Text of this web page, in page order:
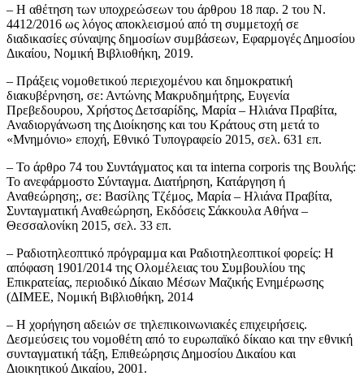
– Η αθέτηση των υποχρεώσεων του άρθρου 18 παρ. 2 του Ν.
4412/2016 ως λόγος αποκλεισμού από τη συμμετοχή σε
διαδικασίες σύναψης δημοσίων συμβάσεων, Εφαρμογές Δημοσίου
Δικαίου, Νομική Βιβλιοθήκη, 2019.
– Πράξεις νομοθετικού περιεχομένου και δημοκρατική
διακυβέρνηση, σε: Αντώνης Μακρυδημήτρης, Ευγενία
Πρεβεδουρου, Χρήστος Δετσαρίδης, Μαρία – Ηλιάνα Πραβίτα,
Αναδιοργάνωση της Διοίκησης και του Κράτους στη μετά το
«Μνημόνιο» εποχή, Εθνικό Τυπογραφείο 2015, σελ. 631 επ.
– Το άρθρο 74 του Συντάγματος και τα interna corporis της Βουλής:
Το ανεφάρμοστο Σύνταγμα. Διατήρηση, Κατάργηση ή
Αναθεώρηση;, σε: Βασίλης Τζέμος, Μαρία – Ηλιάνα Πραβίτα,
Συνταγματική Αναθεώρηση, Εκδόσεις Σάκκουλα Αθήνα –
Θεσσαλονίκη 2015, σελ. 33 επ.
– Ραδιοτηλεοπτικό πρόγραμμα και Ραδιοτηλεοπτικοί φορείς: Η
απόφαση 1901/2014 της Ολομέλειας του Συμβουλίου της
Επικρατείας, περιοδικό Δίκαιο Μέσων Μαζικής Ενημέρωσης
(ΔΙΜΕΕ, Νομική Βιβλιοθήκη, 2014
– Η χορήγηση αδειών σε τηλεπικοινωνιακές επιχειρήσεις.
Δεσμεύσεις του νομοθέτη από το ευρωπαϊκό δίκαιο και την εθνική
συνταγματική τάξη, Επιθεώρησις Δημοσίου Δικαίου και
Διοικητικού Δικαίου, 2001.